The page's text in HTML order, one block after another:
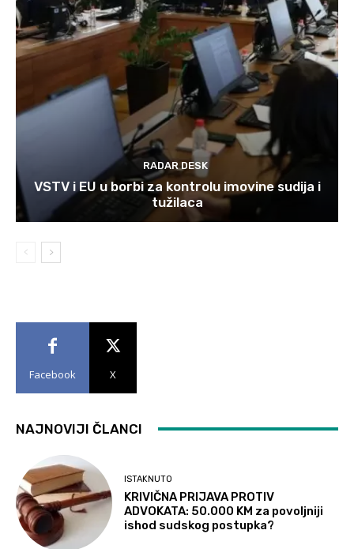
RADAR DESK
VSTV i EU u borbi za kontrolu imovine sudija i
tužilaca
Facebook X
NAJNOVIJI ČLANCI
ISTAKNUTO
KRIVIČNA PRIJAVA PROTIV
ADVOKATA: 50.000 KM za povoljniji
ishod sudskog postupka?